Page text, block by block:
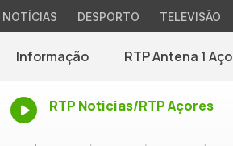
NOTÍCIAS DESPORTO TELEVISÃO
Informação RTP Antena 1
RTP Noticias/RTP Açores